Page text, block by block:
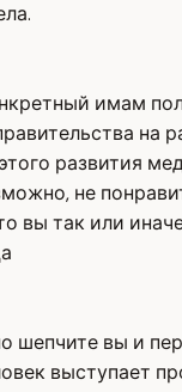
имам
на
развития
не
вы так или
шепчите вы и
выступает